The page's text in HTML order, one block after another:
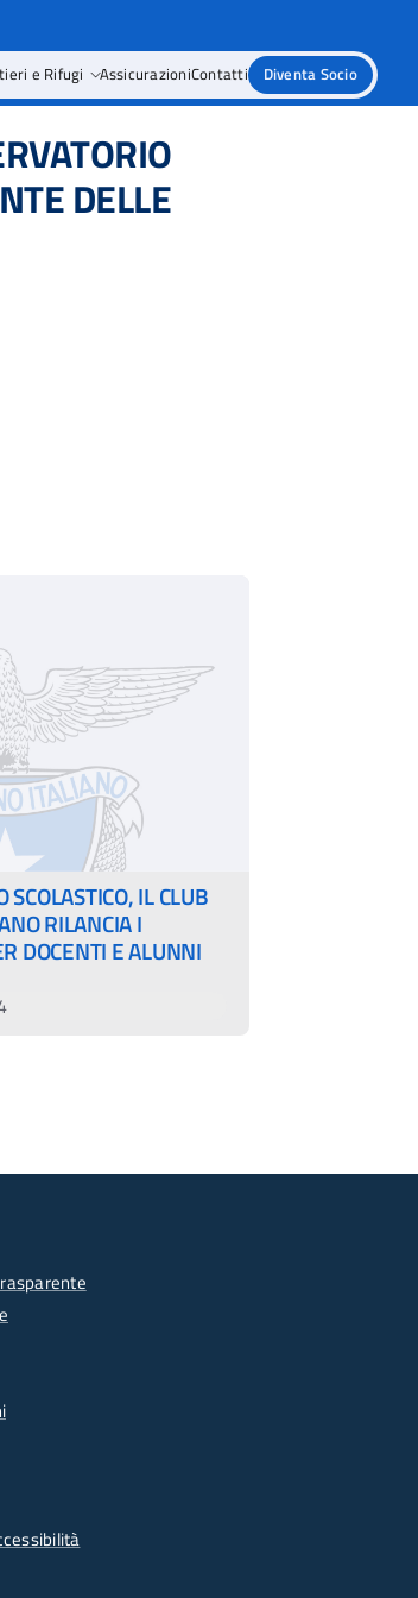
e Rifugi AssicurazioniContatti Diventa Socio
DELLE
SCOLASTICO, IL CLUB
RILANCIA I
DOCENTI E ALUNNI